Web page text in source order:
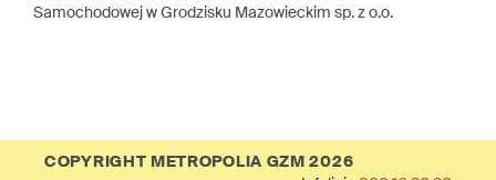
Samochodowej w Grodzisku Mazowieckim sp. z o.o.
COPYRIGHT METROPOLIA GZM 2026